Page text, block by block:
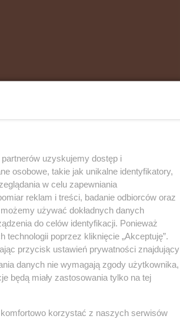
powoduje
do butelki
pieniądze, które
-
służby
na
Jeszcze
Polecane
uzyskujemy dostęp i
osobowe, takie jak unikalne identyfikatory,
w celu zapewniania
reklam i treści, badanie odbiorców oraz
używać dokładnych danych
do celów identyfikacji. Ponieważ
poprzez kliknięcie „Akceptuję”.
przycisk ustawień prywatności znajdujący
danych nie wymagają zgody użytkownika,
będą miały zastosowania tylko na tej
korzystać z naszych serwisów